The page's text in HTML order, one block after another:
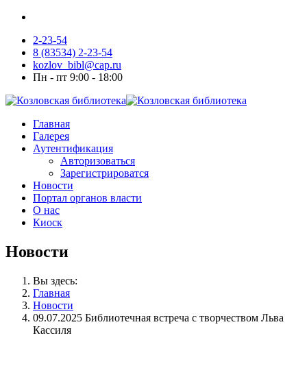
2-23-54
8 (83534) 2-23-54
kozlov_bibl@cap.ru
Пн - пт 9:00 - 18:00
Главная
Галерея
Аутентификация
Авторизоваться
Зарегистрироватся
Новости
Портал органов власти
О нас
Киоск
Новости
Вы здесь:
Главная
Новости
09.07.2025 Библиотечная встреча с творчеством Льва
Кассиля